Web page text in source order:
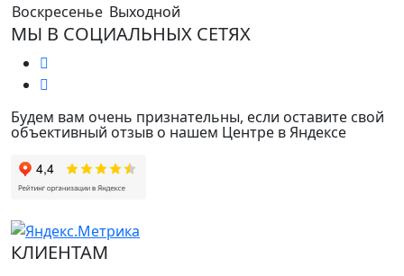
Воскресенье Выходной
МЫ В СОЦИАЛЬНЫХ СЕТЯХ
Будем вам очень признательны, если оставите свой
объективный отзыв о нашем Центре в Яндексе
КЛИЕНТАМ